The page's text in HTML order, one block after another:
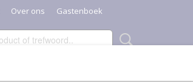
Over ons Gastenboek